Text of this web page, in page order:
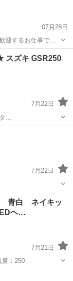
07月28日
迎するお仕事です
案するPRスタッ
なり長期は不安…」
7月22日
…
7月22日
青白 ネイキッ
ヘ…
7月21日
：250 …